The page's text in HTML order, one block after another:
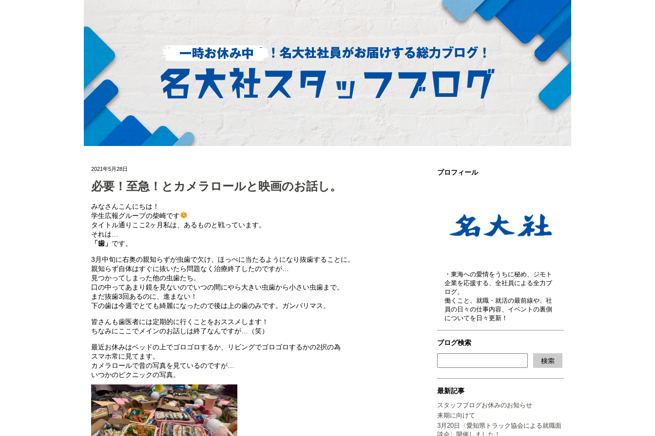
プロフィール
・東海への愛情をうちに秘め、ジモト
企業を応援する、全社員による全力ブ
ログ。
働くこと、就職・就活の最前線や、社
員の日々の仕事内容、イベントの裏側
についてを日々更新！
ブログ検索
最新記事
スタッフブログお休みのお知らせ
来期に向けて
3月20日〈愛知県トラック協会による就職面
談会〉開催しました！
2021年5月28日
必要！至急！とカメラロールと映画のお話し。
みなさんこんにちは！
学生広報グループの柴崎です
タイトル通りここ2ヶ月私は、あるものと戦っています。
それは…
「歯」 です。
3月中旬に右奥の親知らずが虫歯で欠け、ほっぺに当たるようになり抜歯することに。
親知らず自体はすぐに抜いたら問題なく治療終了したのですが…
見つかってしまった他の虫歯たち。
口の中ってあまり鏡を見ないのでいつの間にやら大きい虫歯から小さい虫歯まで。
まだ抜歯3回あるのに、進まない！
下の歯は今週でとても綺麗になったので後は上の歯のみです。ガンバリマス。
皆さんも歯医者には定期的に行くことをおススメします！
ちなみにここでメインのお話しは終了なんですが…（笑）
最近お休みはベッドの上でゴロゴロするか、リビングでゴロゴロするかの2択の為
スマホ常に見てます。
カメラロールで昔の写真を見ているのですが…
いつかのピクニックの写真。